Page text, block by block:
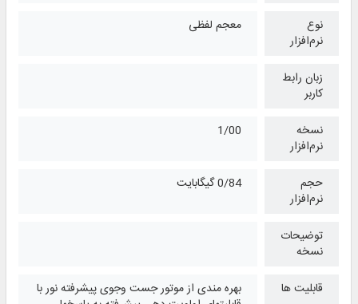
نوع
نرم‌افزار
معجم لفظی
زبان رابط
کاربر
نسخه
نرم‌افزار
1/00
حجم
نرم‌افزار
0/84 گیگابایت
توضیحات
نسخه
قابلیت ها
بهره مندی از موتور جست وجوی پیشرفته نور با